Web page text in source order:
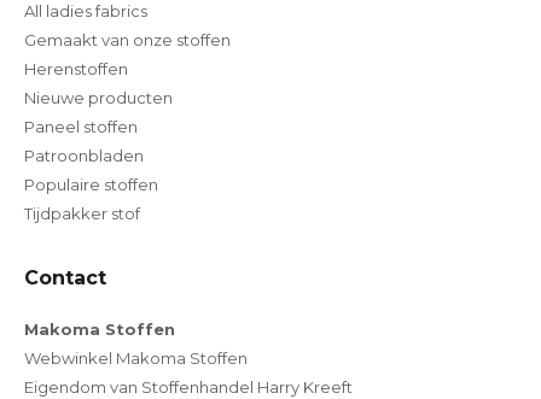
All ladies fabrics
Gemaakt van onze stoffen
Herenstoffen
Nieuwe producten
Paneel stoffen
Patroonbladen
Populaire stoffen
Tijdpakker stof
Contact
Makoma Stoffen
Webwinkel Makoma Stoffen
Eigendom van Stoffenhandel Harry Kreeft